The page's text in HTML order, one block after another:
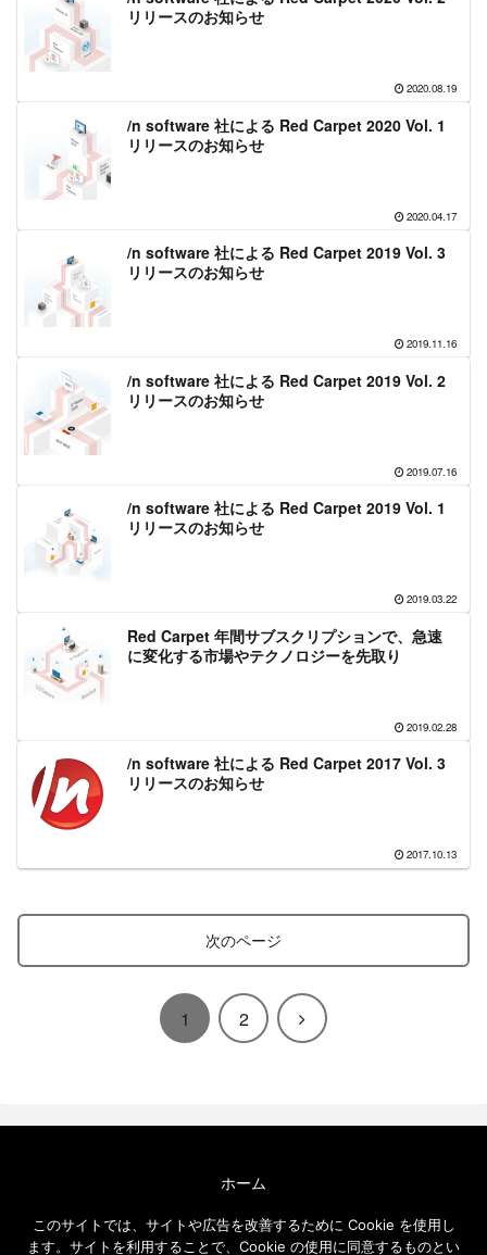
リリースのお知らせ
2020.08.19
/n software 社による Red Carpet 2020 Vol. 1
リリースのお知らせ
2020.04.17
/n software 社による Red Carpet 2019 Vol. 3
リリースのお知らせ
2019.11.16
/n software 社による Red Carpet 2019 Vol. 2
リリースのお知らせ
2019.07.16
/n software 社による Red Carpet 2019 Vol. 1
リリースのお知らせ
2019.03.22
Red Carpet 年間サブスクリプションで、急速
に変化する市場やテクノロジーを先取り
2019.02.28
/n software 社による Red Carpet 2017 Vol. 3
リリースのお知らせ
2017.10.13
次のページ
1 2
次
ホーム
免責事項
このサイトでは、サイトや広告を改善するために Cookie を使用し
ます。サイトを利用することで、Cookie の使用に同意するものとい